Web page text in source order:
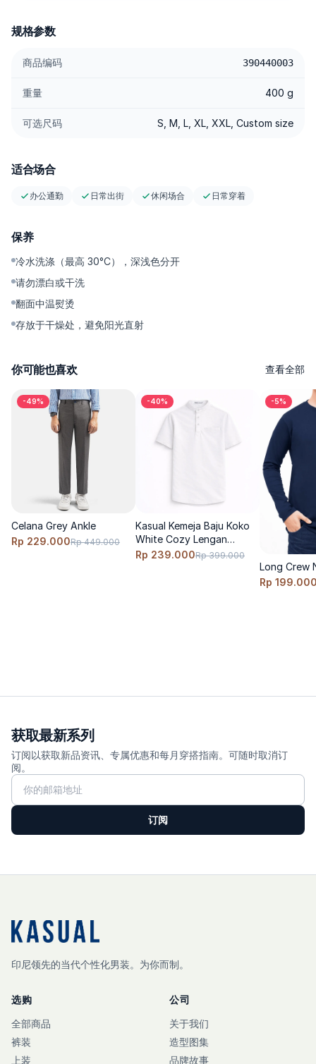
kali belanja
规格参数
商品编码 390440003
重量 400 g
可选尺码 S, M, L, XL, XXL, Custom size
适合场合
办公通勤 日常出街 休闲场合 日常穿着
保养
冷水洗涤（最高 30°C），深浅色分开
请勿漂白或干洗
翻面中温熨烫
存放于干燥处，避免阳光直射
你可能也喜欢 查看全部
-49%
Celana Grey Ankle
Rp 229.000Rp 449.000
-40%
Kasual Kemeja Baju Koko
White Cozy Lengan
Pendek
Rp 239.000Rp 399.000
-5%
Long Crew
Rp
获取最新系列
订阅以获取新品资讯、专属优惠和每月穿搭指南。可随时取消订
阅。
订阅
印尼领先的当代个性化男装。为你而制。
选购
全部商品
裤装
上装
公司
关于我们
造型图集
品牌故事